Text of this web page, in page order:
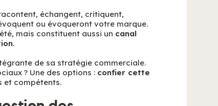
échangent, critiquent,
ou évoqueront votre marque.
mais constituent aussi un canal
.
de sa stratégie commerciale.
? Une des options : confier cette
et compétents.